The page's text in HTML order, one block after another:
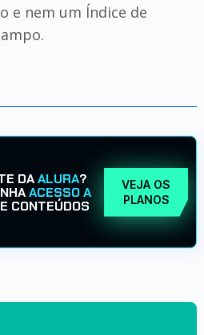
e nem um Índice de
DAALURA?
ACESSO A
E CONTEÚDOS
VEJA OS
PLANOS